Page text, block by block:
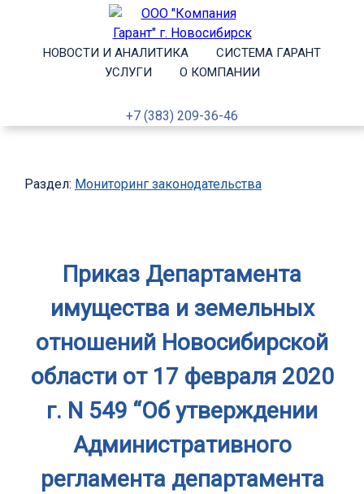
НОВОСТИ И АНАЛИТИКА
СИСТЕМА ГАРАНТ
УСЛУГИ
О КОМПАНИИ
+7 (383) 209-36-46
Раздел: Мониторинг законодательства
Приказ Департамента
имущества и земельных
отношений Новосибирской
области от 17 февраля 2020
г. N 549 “Об утверждении
Административного
регламента департамента